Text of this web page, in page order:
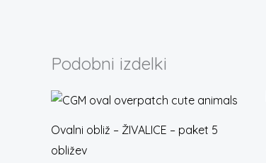
Podobni izdelki
Ovalni obliž – ŽIVALICE – paket 5
obližev